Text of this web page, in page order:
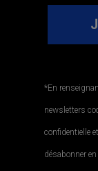
*En
newsletters
confidentielle
désabonner